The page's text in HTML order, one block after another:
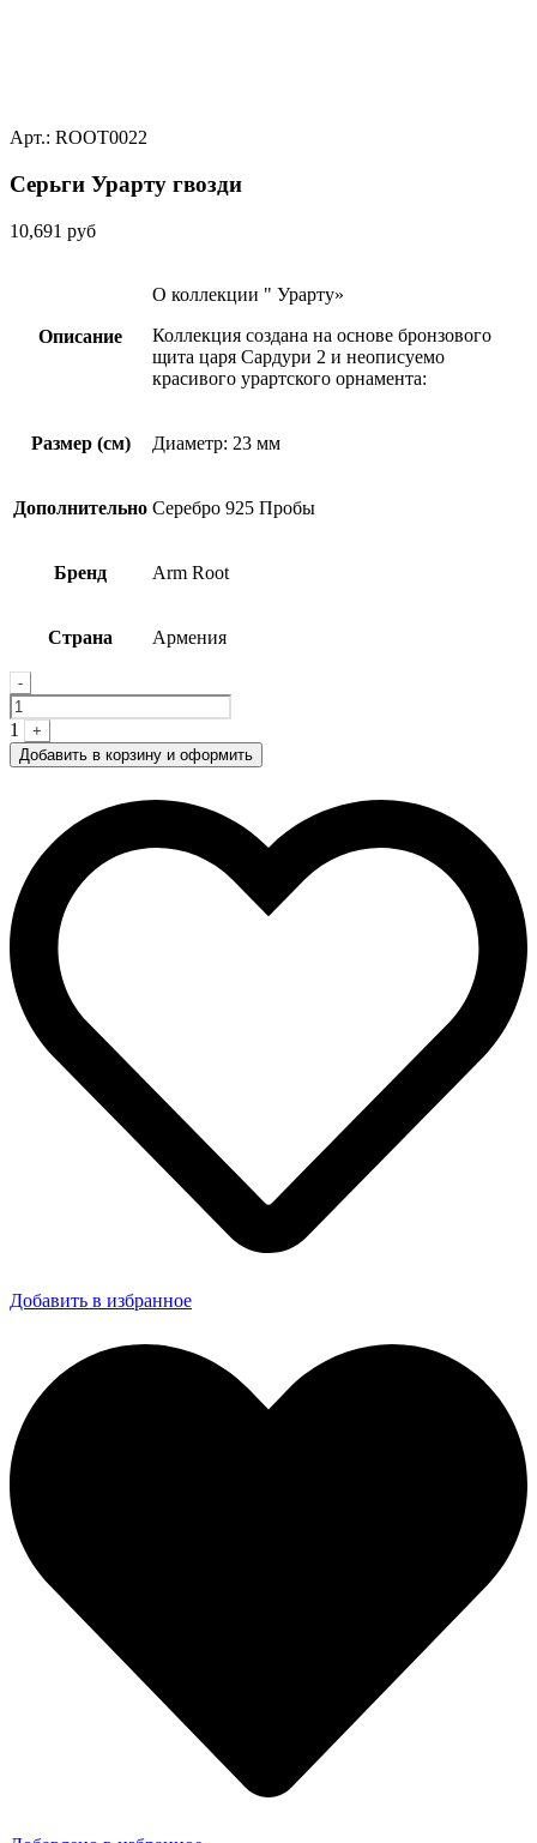
Арт.: ROOT0022
Серьги Урарту гвозди
10,691 руб
Описание
О коллекции " Урарту»
Коллекция создана на основе бронзового
щита царя Сардури 2 и неописуемо
красивого урартского орнамента:
Размер (см) Диаметр: 23 мм
Дополнительно Серебро 925 Пробы
Бренд Arm Root
Страна Армения
Quantity
-
1
+
Добавить в корзину и оформить
Добавить в избранное